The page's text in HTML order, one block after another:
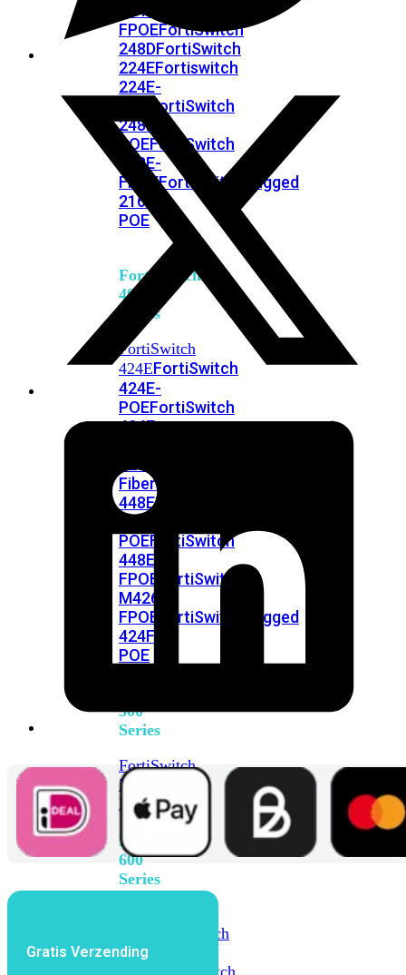
224D-
FPOEFortiSwitch
248DFortiSwitch
224EFortiswitch
224E-
FortiSwitch
248E-
POEFortiSwitch
248E-
FPOEFortiSwitchRugged
216F-
POE
FortiSwitch
400
Series
FortiSwitch
424EFortiSwitch
424E-
POEFortiSwitch
424E-
FiberFortiSwitch
448EFortiSwitch
POEFortiSwitch
448E-
FPOE
FortiSwitch
M426E-
FPOE
FortiSwitchRugged
424F-
POE
500
Series
FortiSwitch
548D-
FPOE
FortiSwitch
600
Series
FortiSwitch
624F-
FortiSwitch
Gratis Verzending